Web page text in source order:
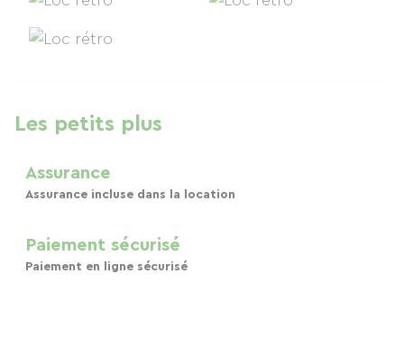
Les petits plus
Assurance
Assurance incluse dans la location
Paiement sécurisé
Paiement en ligne sécurisé